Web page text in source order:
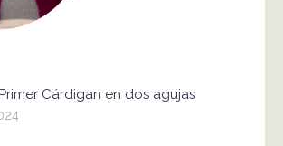
Cárdigan en dos agujas